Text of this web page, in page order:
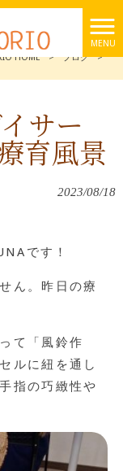
MENU
HOME
> ブログ
>
サー
育風景
2023/08/18
です！
ん。昨日の療
て「風鈴作
ルに紐を通し
指の巧緻性や